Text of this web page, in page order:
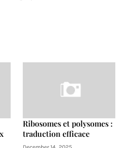
Ribosomes et polysomes :
traduction efficace